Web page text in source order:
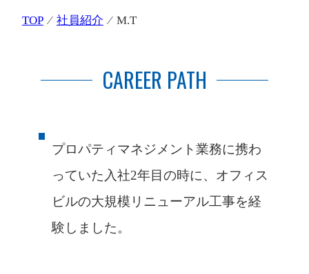
TOP⁄ 社員紹介 ⁄ M.T
CAREER PATH
プロパティマネジメント業務に携わ
っていた入社2年目の時に、オフィス
ビルの大規模リニューアル工事を経
験しました。